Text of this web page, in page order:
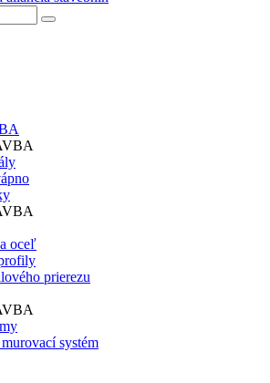
oceľ
prierezu
systém